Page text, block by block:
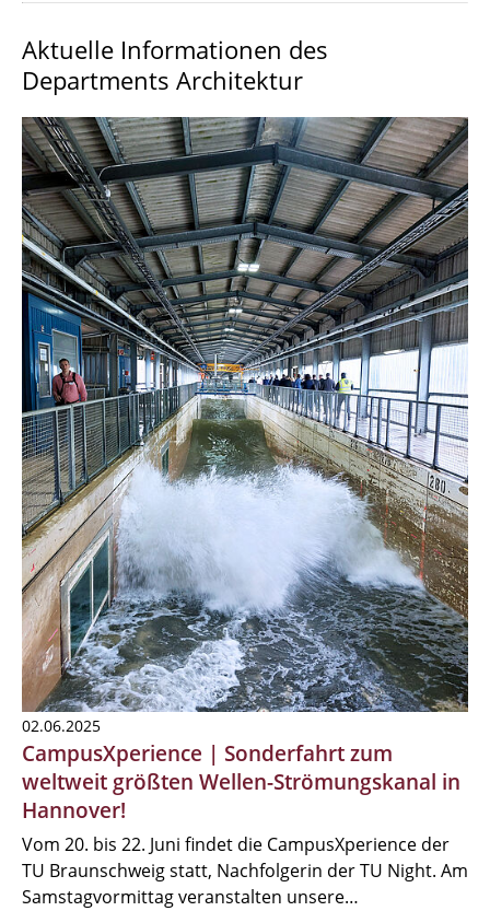
Aktuelle Informationen des
Departments Architektur
02.06.2025
CampusXperience | Sonderfahrt zum
weltweit größten Wellen-Strömungskanal in
Hannover!
Vom 20. bis 22. Juni findet die CampusXperience der
TU Braunschweig statt, Nachfolgerin der TU Night. Am
Samstagvormittag veranstalten unsere…